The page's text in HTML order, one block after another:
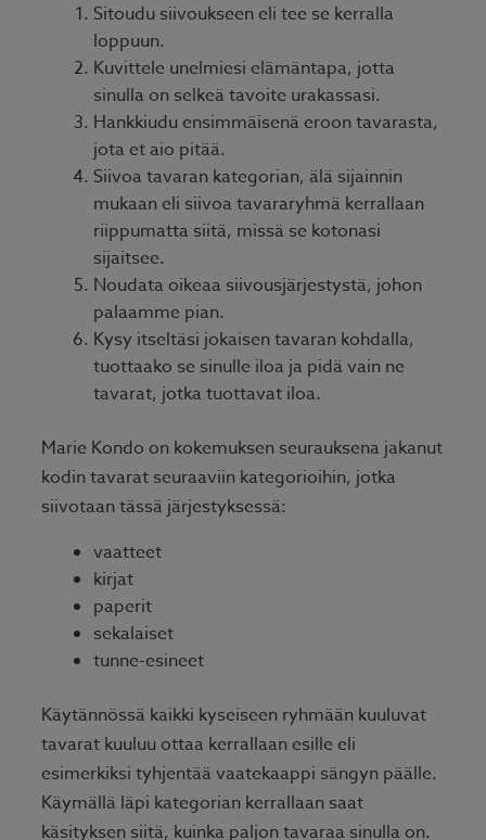
Sitoudu siivoukseen eli tee se kerralla
loppuun.
Kuvittele unelmiesi elämäntapa, jotta
sinulla on selkeä tavoite urakassasi.
Hankkiudu ensimmäisenä eroon tavarasta,
jota et aio pitää.
Siivoa tavaran kategorian, älä sijainnin
mukaan eli siivoa tavararyhmä kerrallaan
riippumatta siitä, missä se kotonasi
sijaitsee.
Noudata oikeaa siivousjärjestystä, johon
palaamme pian.
Kysy itseltäsi jokaisen tavaran kohdalla,
tuottaako se sinulle iloa ja pidä vain ne
tavarat, jotka tuottavat iloa.
Marie Kondo on kokemuksen seurauksena jakanut
kodin tavarat seuraaviin kategorioihin, jotka
siivotaan tässä järjestyksessä:
vaatteet
kirjat
paperit
sekalaiset
tunne-esineet
Käytännössä kaikki kyseiseen ryhmään kuuluvat
tavarat kuuluu ottaa kerrallaan esille eli
esimerkiksi tyhjentää vaatekaappi sängyn päälle.
Käymällä läpi kategorian kerrallaan saat
käsityksen siitä, kuinka paljon tavaraa sinulla on.